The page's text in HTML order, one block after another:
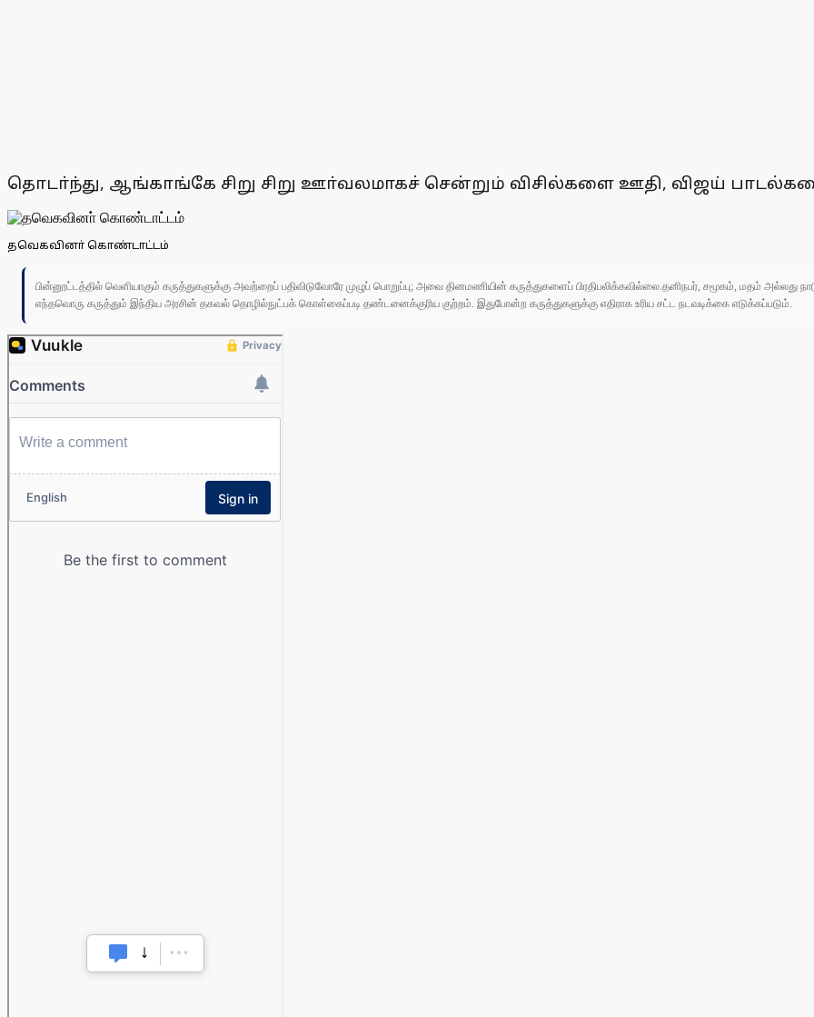
தொடா்ந்து, ஆங்காங்கே சிறு சிறு ஊா்வலமாகச் சென்றும் விசில்களை ஊதி, விஜய்
தவெகவினா் கொண்டாட்டம்
பின்னூட்டத்தில் வெளியாகும் கருத்துகளுக்கு அவற்றைப் பதிவிடுவோரே முழுப் பொறுப்பு; அவை தினமணியின் கருத்துகளைப் பிரதிபலிக்கவில்லை.தனிநபர், சமூகம், மதம் அல்லது
எந்தவொரு கருத்தும் இந்திய அரசின் தகவல் தொழில்நுட்பக் கொள்கைப்படி தண்டனைக்குரிய குற்றம். இதுபோன்ற கருத்துகளுக்கு எதிராக உரிய சட்ட நடவடிக்கை எடுக்கப்படும்.